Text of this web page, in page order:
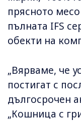
прясното
пълната IFS
обекти на
„Вярваме, че
постигат с
дългосрочен
„Кошница с